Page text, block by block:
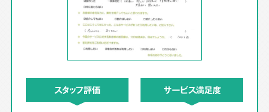
スタッフ評価 サービス満足度